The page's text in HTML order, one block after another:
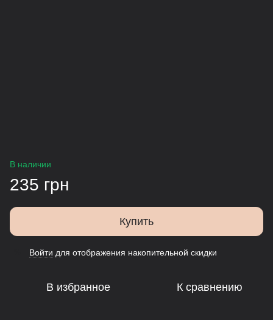
В наличии
235 грн
Купить
Войти для отображения накопительной скидки
В избранное К сравнению